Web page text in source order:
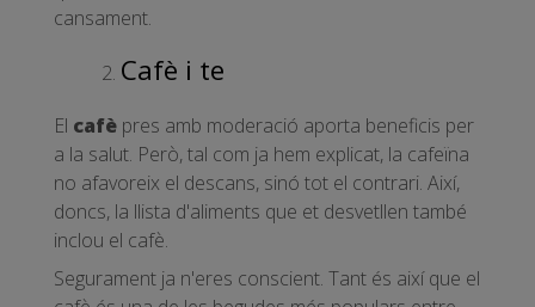
cansament.
Cafè i te
El cafè pres amb moderació aporta beneficis per
a la salut. Però, tal com ja hem explicat, la cafeïna
no afavoreix el descans, sinó tot el contrari. Així,
doncs, la llista d'aliments que et desvetllen també
inclou el cafè.
Segurament ja n'eres conscient. Tant és així que el